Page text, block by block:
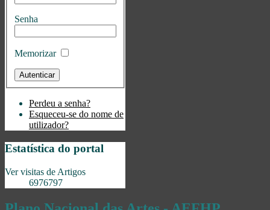
Senha
Memorizar
Perdeu a senha?
Esqueceu-se do nome de
utilizador?
Estatística do portal
Ver visitas de Artigos
6976797